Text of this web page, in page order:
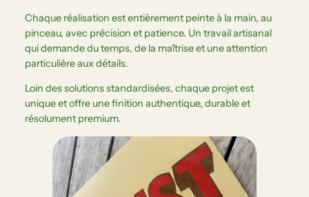
Chaque réalisation est entièrement peinte à la main, au
pinceau, avec précision et patience. Un travail artisanal
qui demande du temps, de la maîtrise et une attention
particulière aux détails.
Loin des solutions standardisées, chaque projet est
unique et offre une finition authentique, durable et
résolument premium.